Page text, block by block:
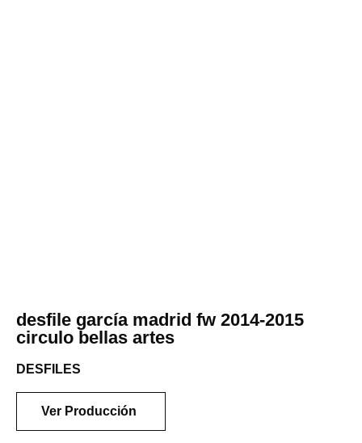
desfile garcía madrid fw 2014-2015
circulo bellas artes
DESFILES
Ver Producción